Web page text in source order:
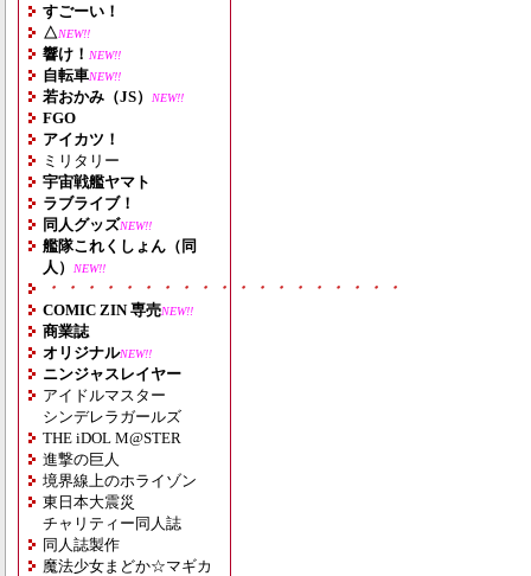
すごーい！
△NEW!!
響け！ NEW!!
自転車NEW!!
若おかみ（JS） NEW!!
FGO
アイカツ！
ミリタリー
宇宙戦艦ヤマト
ラブライブ！
同人グッズNEW!!
艦隊これくしょん（同
人）
NEW!!
・・・・・・・・・・・・・・・・・・・
COMIC ZIN 専売NEW!!
商業誌
オリジナルNEW!!
ニンジャスレイヤー
アイドルマスター
シンデレラガールズ
THE iDOL M@STER
進撃の巨人
境界線上のホライゾン
東日本大震災
チャリティー同人誌
同人誌製作
魔法少女まどか☆マギカ